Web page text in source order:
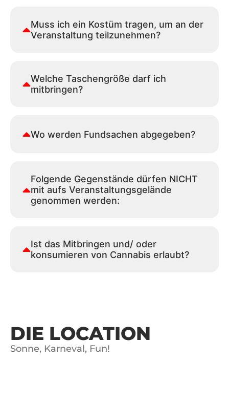
Muss ich ein Kostüm tragen, um an der
Veranstaltung teilzunehmen?
Welche Taschengröße darf ich
mitbringen?
Wo werden Fundsachen abgegeben?
Folgende Gegenstände dürfen NICHT
mit aufs Veranstaltungsgelände
genommen werden:
Ist das Mitbringen und/ oder
konsumieren von Cannabis erlaubt?
DIE LOCATION
Sonne, Karneval, Fun!